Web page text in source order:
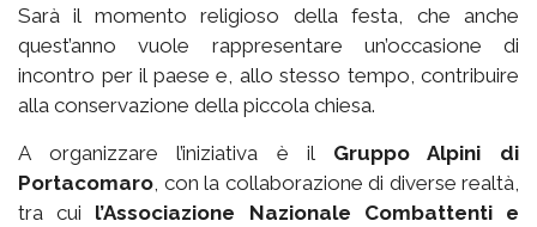
Sarà il momento religioso della festa, che anche
quest’anno vuole rappresentare un’occasione di
incontro per il paese e, allo stesso tempo, contribuire
alla conservazione della piccola chiesa.
A organizzare l’iniziativa è il Gruppo Alpini di
Portacomaro, con la collaborazione di diverse realtà,
tra cui l’Associazione Nazionale Combattenti e